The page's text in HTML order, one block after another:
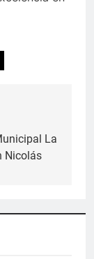
La
Nicolás